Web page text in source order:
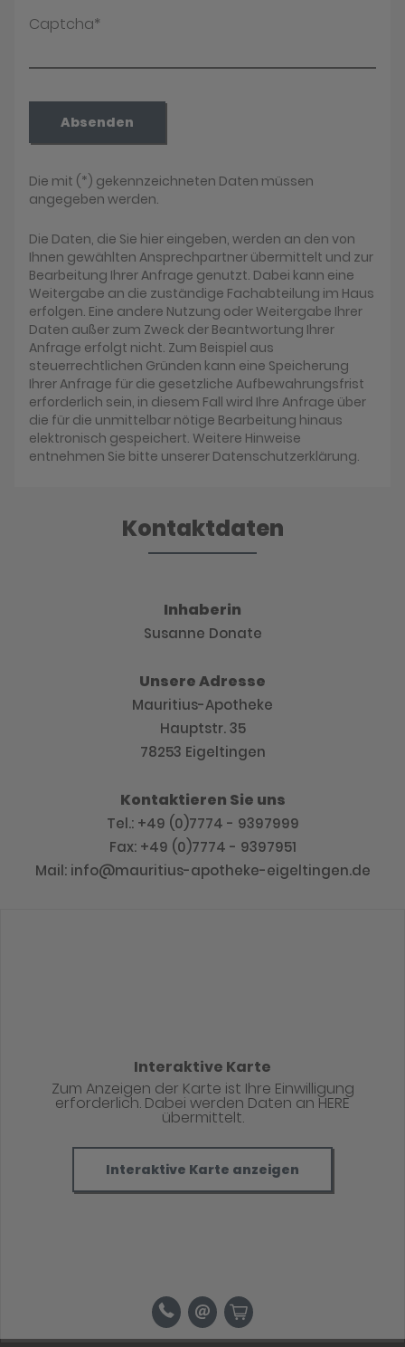
Captcha*
Absenden
Die mit (*) gekennzeichneten Daten müssen
angegeben werden.
Die Daten, die Sie hier eingeben, werden an den von
Ihnen gewählten Ansprechpartner übermittelt und zur
Bearbeitung Ihrer Anfrage genutzt. Dabei kann eine
Weitergabe an die zuständige Fachabteilung im Haus
erfolgen. Eine andere Nutzung oder Weitergabe Ihrer
Daten außer zum Zweck der Beantwortung Ihrer
Anfrage erfolgt nicht. Zum Beispiel aus
steuerrechtlichen Gründen kann eine Speicherung
Ihrer Anfrage für die gesetzliche Aufbewahrungsfrist
erforderlich sein, in diesem Fall wird Ihre Anfrage über
die für die unmittelbar nötige Bearbeitung hinaus
elektronisch gespeichert. Weitere Hinweise
entnehmen Sie bitte unserer Datenschutzerklärung.
Kontaktdaten
Inhaberin
Susanne Donate
Unsere Adresse
Mauritius-Apotheke
Hauptstr. 35
78253 Eigeltingen
Kontaktieren Sie uns
Tel.: +49 (0)7774 - 9397999
Fax: +49 (0)7774 - 9397951
Mail: info@mauritius-apotheke-eigeltingen.de
Interaktive Karte
Zum Anzeigen der Karte ist Ihre Einwilligung
erforderlich. Dabei werden Daten an HERE
übermittelt.
Interaktive Karte anzeigen